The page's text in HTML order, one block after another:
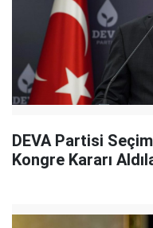
DEVA Partisi
Kongre Kararı